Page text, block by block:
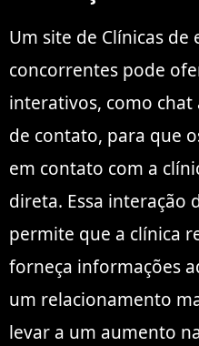
Um site de Clínicas
concorrentes pode
interativos, como
de contato, para que
em contato com a
direta. Essa interação
permite que a clínica
forneça informações
um relacionamento
levar a um aumento